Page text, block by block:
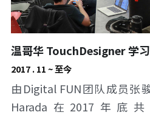
温哥华 TouchDesigner 学
2017 . 11 ~ 至今
由Digital FUN团队成员张
Harada在2017年底